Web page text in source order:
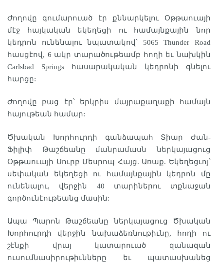
Ժողովը գումարուած էր քննարկելու Օթթաուայի
մէջ հայկական եկեղեցի ու համայնքային նոր
կեդրոն ունենալու նպատակով՝ 5065 Thunder Road
հասցէով, 6 ակր տարածութեամբ հողի եւ նախկին
Carlsbad Springs հասարակական կեդրոնի գնելու
հարցը:
Ժողովը բաց էր՝ երկրիս մայրաքաղաքի համայն
հայութեան համար:
Ծխական Խորհուրդի գանձապահ Տիար Ժան-
Ֆիլիփ Թաշճեանը մանրամասն ներկայացուց
Օթթաուայի Սուրբ Մեսրոպ Հայց. Առաք. Եկեղեցւոյ՝
սեփական եկեղեցի ու համայնքային կեդրոն մը
ունենալու, վերջին 40 տարիներու տքնաջան
գործունէութեանց մասին:
Ապա Պարոն Թաշճեանը ներկայացուց Ծխական
Խորհուրդի վերջին նախաձեռնութիւնը, հողի ու
շէնքի վրայ կատարուած զանազան
ուսումնասիրութիւնները եւ պատասխանեց